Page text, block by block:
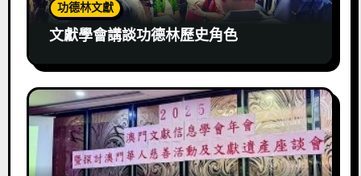
功德林文獻
文獻學會講談功德林歷史角色